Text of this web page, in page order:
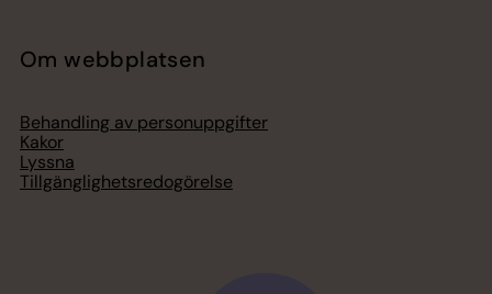
Om webbplatsen
Behandling av personuppgifter
Kakor
Lyssna
Tillgänglighetsredogörelse